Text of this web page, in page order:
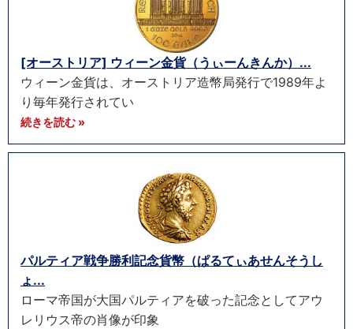
[オーストリア] ウィーン金貨（うぃーんきんか）...
ウィーン金貨は、オーストリア造幣局発行で1989年よ
り毎年発行されてい
続きを読む »
パルティア戦争勝利記念貨幣（ぱるてぃあせんそうし
ょ...
ローマ帝国が大国パルティアを破った記念としてアウ
レリウス帝の肖像が印象